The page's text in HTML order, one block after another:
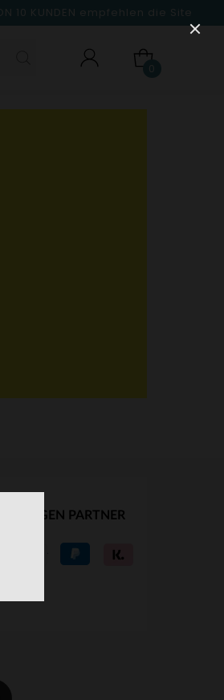
10 KUNDEN empfehlen die Site
0
PARTNER